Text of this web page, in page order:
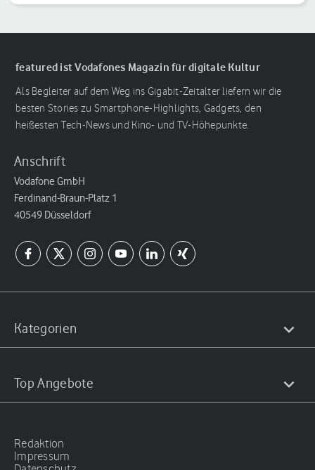
featured ist Vodafones Magazin für digitale Kultur
Als Begleiter auf dem Weg ins Gigabit-Zeitalter liefern wir die
besten Stories zu Smartphone-Highlights, Gadgets, den
heißesten Tech-News und Kino- und TV-Höhepunkte.
Anschrift
Vodafone GmbH
Ferdinand-Braun-Platz 1
40549 Düsseldorf
Kategorien
Top Angebote
Redaktion
Impressum